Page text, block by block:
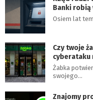
Banki robią
Osiem lat
Czy twoje
cyberataku
Żabka
swojego…
Znajomy